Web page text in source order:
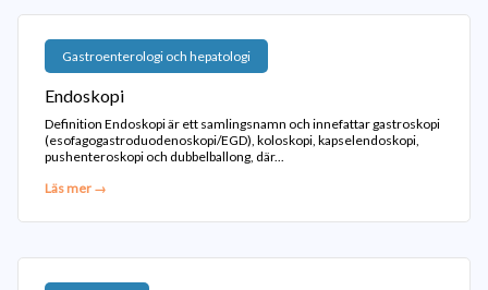
Gastroenterologi och hepatologi
Endoskopi
Definition Endoskopi är ett samlingsnamn och innefattar gastroskopi
(esofagogastroduodenoskopi/EGD), koloskopi, kapselendoskopi,
pushenteroskopi och dubbelballong, där...
Läs mer →